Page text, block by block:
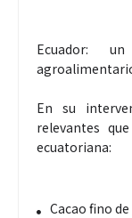
Ecuador:
En su
relevantes
ecuatoriana:
Cacao fino